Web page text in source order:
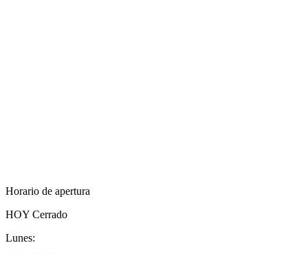
Horario de apertura
HOY Cerrado
Lunes: